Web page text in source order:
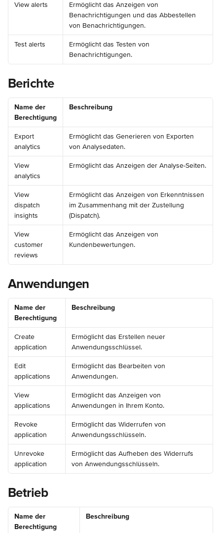
View alerts
Ermöglicht das Anzeigen von
Benachrichtigungen und das Abbestellen
von Benachrichtigungen.
Test alerts
Ermöglicht das Testen von
Benachrichtigungen.
Berichte
Name der
Berechtigung
Beschreibung
Export
analytics
Ermöglicht das Generieren von Exporten
von Analysedaten.
View
analytics
Ermöglicht das Anzeigen der Analyse-Seiten.
View
dispatch
insights
Ermöglicht das Anzeigen von Erkenntnissen
im Zusammenhang mit der Zustellung
(Dispatch).
View
customer
reviews
Ermöglicht das Anzeigen von
Kundenbewertungen.
Anwendungen
Name der
Berechtigung
Beschreibung
Create
application
Ermöglicht das Erstellen neuer
Anwendungsschlüssel.
Edit
applications
Ermöglicht das Bearbeiten von
Anwendungen.
View
applications
Ermöglicht das Anzeigen von
Anwendungen in Ihrem Konto.
Revoke
application
Ermöglicht das Widerrufen von
Anwendungsschlüsseln.
Unrevoke
application
Ermöglicht das Aufheben des Widerrufs
von Anwendungsschlüsseln.
Betrieb
Name der
Berechtigung
Beschreibung